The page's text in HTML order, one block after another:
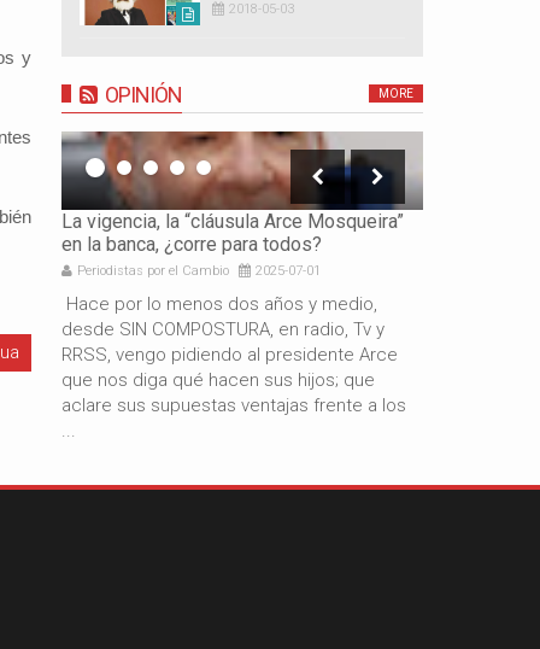
y
2018-05-03
OPINIÓN MORE
La vigencia, la “cláusula Arce Mosqueira”
en la banca, ¿corre para todos?
Periodistas por el Cambio 2025-07-01
Hace por lo menos dos años y medio,
desde SIN COMPOSTURA, en radio, Tv y
RRSS, vengo pidiendo al presidente Arce
que nos diga qué hacen sus hijos; que
aclare sus supuestas ventajas frente a los
...